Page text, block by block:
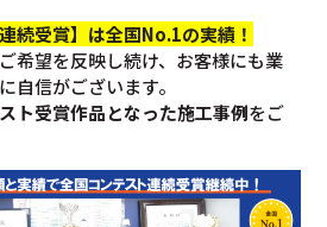
続受賞】は全国No.1の実績！
希望を反映し続け、お客様にも業
自信がございます。
ト受賞作品となった施工事例をご